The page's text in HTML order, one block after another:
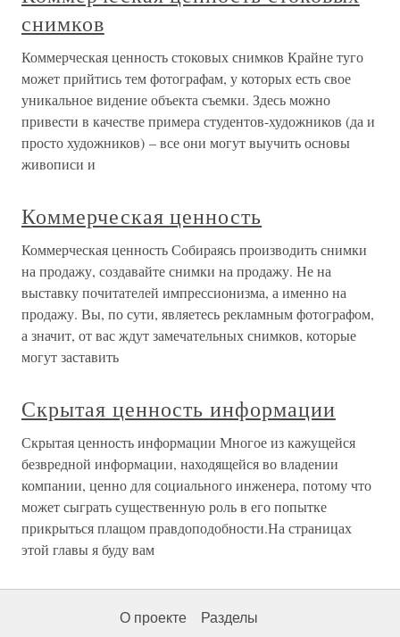
снимков
Коммерческая ценность стоковых снимков Крайне туго
может прийтись тем фотографам, у которых есть свое
уникальное видение объекта съемки. Здесь можно
привести в качестве примера студентов-художников (да и
просто художников) – все они могут выучить основы
живописи и
Коммерческая ценность
Коммерческая ценность Собираясь производить снимки
на продажу, создавайте снимки на продажу. Не на
выставку почитателей импрессионизма, а именно на
продажу. Вы, по сути, являетесь рекламным фотографом,
а значит, от вас ждут замечательных снимков, которые
могут заставить
Скрытая ценность информации
Скрытая ценность информации Многое из кажущейся
безвредной информации, находящейся во владении
компании, ценно для социального инженера, потому что
может сыграть существенную роль в его попытке
прикрыться плащом правдоподобности.На страницах
этой главы я буду вам
О проекте Разделы